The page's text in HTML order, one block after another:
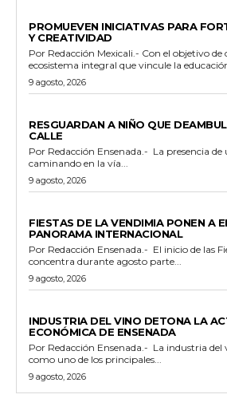
PROMUEVEN INICIATIVAS PARA
Y CREATIVIDAD
Por Redacción Mexicali.- Con el objetivo de construir un
ecosistema integral que vincule la
9 agosto, 2026
RESGUARDAN A NIÑO QUE
CALLE
Por Redacción Ensenada.- La presencia de un niño de dos años
caminando en la vía...
9 agosto, 2026
FIESTAS DE LA VENDIMIA PONEN A
PANORAMA INTERNACIONAL
Por Redacción Ensenada.- El inicio de las Fiestas de la Vendimia
concentra durante agosto parte...
9 agosto, 2026
INDUSTRIA DEL VINO DETONA LA
ECONÓMICA DE ENSENADA
Por Redacción Ensenada.- La industria del vino se ha consolidado
como uno de los principales...
9 agosto, 2026